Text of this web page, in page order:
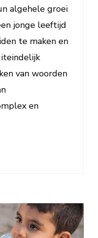
algehele groei
jonge leeftijd
te maken en
van woorden
en